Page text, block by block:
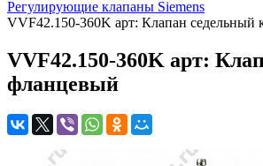
Регулирующие клапаны Siemens
VVF42.150-360K арт: Клапан
VVF42.150-360K арт:
фланцевый